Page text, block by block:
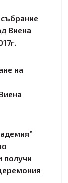
Виена
на
получи